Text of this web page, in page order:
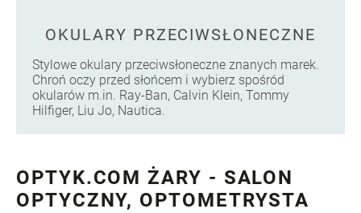
OKULARY PRZECIWSŁONECZNE
Stylowe okulary przeciwsłoneczne znanych marek.
Chroń oczy przed słońcem i wybierz spośród
okularów m.in. Ray-Ban, Calvin Klein, Tommy
Hilfiger, Liu Jo, Nautica.
OPTYK.COM ŻARY - SALON
OPTYCZNY, OPTOMETRYSTA